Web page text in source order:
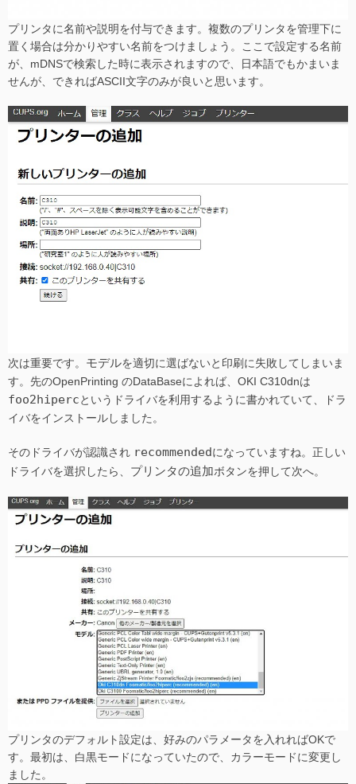
プリンタに名前や説明を付与できます。複数のプリンタを管理下に
置く場合は分かりやすい名前をつけましょう。ここで設定する名前
が、mDNSで検索した時に表示されますので、日本語でもかまいま
せんが、できればASCII文字のみが良いと思います。
次は重要です。 モデルを適切に選ばないと印刷に失敗してしまいま
す。先のOpenPrinting のDataBaseによれば、OKI C310dnは
foo2hipercというドライバを利用するように書かれていて、ドラ
イバをインストールしました。
そのドライバが認識され recommendedになっていますね。正しい
ドライバを選択したら、 プリンタの追加ボタンを押して次へ。
プリンタのデフォルト設定は、好みのパラメータを入れればOKで
す。最初は、白黒モードになっていたので、カラーモードに変更し
ました。